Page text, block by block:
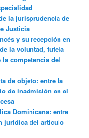
la jurisprudencia de
Justicia
y su recepción en
la voluntad, tutela
competencia del
de objeto: entre la
de inadmisión en el
Dominicana: entre
jurídica del artículo